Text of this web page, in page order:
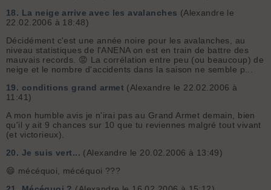
18. La neige arrive avec les avalanches (Alexandre le
22.02.2006 à 18:48)
Décidément c'est une année noire pour les avalanches, au
niveau statistiques de l'ANENA on est en train de battre des
mauvais records. 😡 La corrélation entre peu (ou beaucoup) de
neige et le nombre d'accidents dans la saison ne semble p...
19. conditions grand armet (Alexandre le 22.02.2006 à
11:41)
A mon humble avis je n'irai pas au Grand Armet demain, bien
qu'il y ait 9 chances sur 10 que tu reviennes malgré tout vivant
(et victorieux).
20. Je suis vert... (Alexandre le 20.02.2006 à 13:49)
😄 mécéquoi, mécéquoi ???